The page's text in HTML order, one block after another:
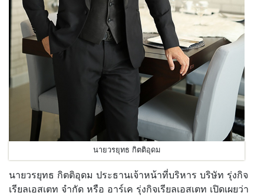
นายวรยุทธ กิตติอุดม
นายวรยุทธ กิตติอุดม ประธานเจ้าหน้าที่บริหาร บริษัท รุ่งกิจ
เรียลเอสเตท จำกัด หรือ อาร์เค รุ่งกิจเรียลเอสเตท เปิดเผยว่า